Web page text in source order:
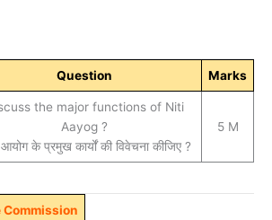
Question Marks
the major functions of Niti
Aayog ?
आयोग के प्रमुख कार्यों की विवेचना कीजिए ?
5 M